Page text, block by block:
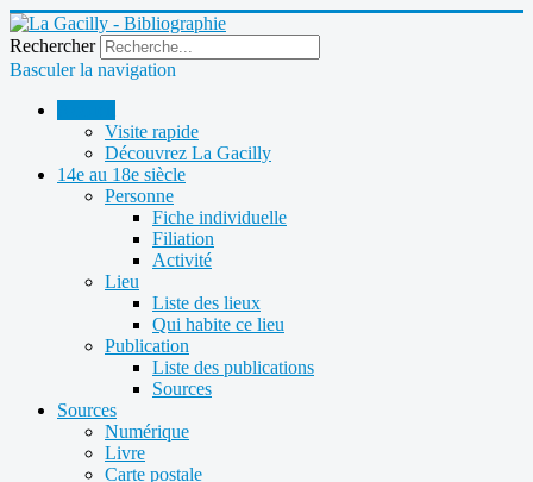
Rechercher
Basculer la navigation
Visite rapide
Découvrez La Gacilly
14e au 18e siècle
Personne
Fiche individuelle
Filiation
Activité
Lieu
Liste des lieux
Qui habite ce lieu
Publication
Liste des publications
Sources
Sources
Numérique
Livre
Carte postale